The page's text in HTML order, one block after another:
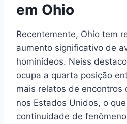
em Ohio
Recentemente, Ohio tem
aumento significativo de
hominídeos. Neiss
ocupa a quarta posição
mais relatos de encontros
nos Estados Unidos, o
continuidade de